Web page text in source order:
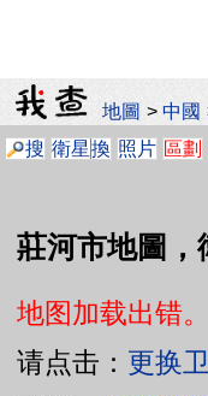
地圖 >中國
搜 衛星換 照片 區劃
莊河市地圖，
地图加载出错。
请点击： 更换